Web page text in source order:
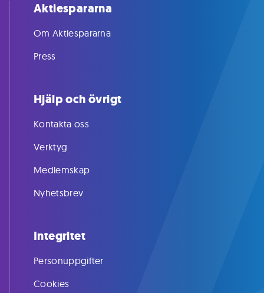
Aktiespararna
Om Aktiespararna
Press
Hjälp och övrigt
Kontakta oss
Verktyg
Medlemskap
Nyhetsbrev
Integritet
Personuppgifter
Cookies